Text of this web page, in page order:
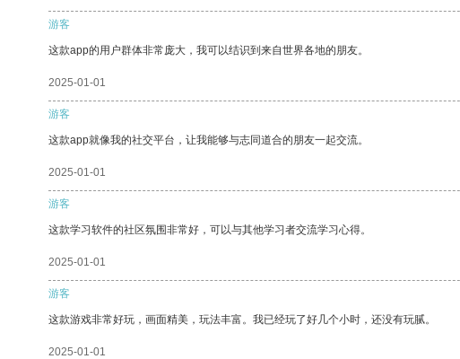
游客
这款app的用户群体非常庞大，我可以结识到来自世界各地的朋友。
2025-01-01
游客
这款app就像我的社交平台，让我能够与志同道合的朋友一起交流。
2025-01-01
游客
这款学习软件的社区氛围非常好，可以与其他学习者交流学习心得。
2025-01-01
游客
这款游戏非常好玩，画面精美，玩法丰富。我已经玩了好几个小时，还没有玩腻。
2025-01-01